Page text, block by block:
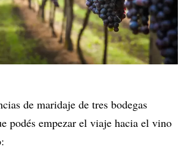
de maridaje de tres bodegas
podés empezar el viaje hacia el vino